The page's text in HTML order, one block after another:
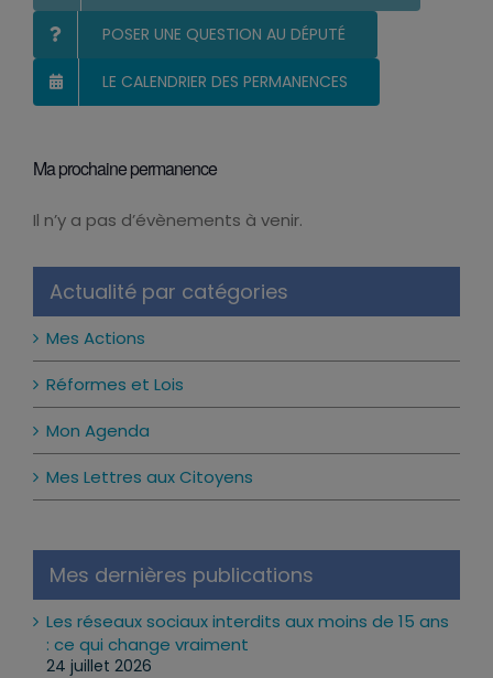
POSER UNE QUESTION AU DÉPUTÉ
LE CALENDRIER DES PERMANENCES
Ma prochaine permanence
Notice
Il n’y a pas d’évènements à venir.
Actualité par catégories
Mes Actions
Réformes et Lois
Mon Agenda
Mes Lettres aux Citoyens
Mes dernières publications
Les réseaux sociaux interdits aux moins de 15 ans
: ce qui change vraiment
24 juillet 2026